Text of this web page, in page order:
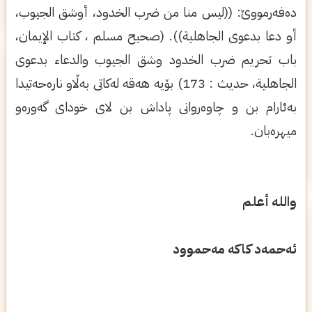
دەفەرمووێ: ((ليس منا من ضرب الخدود، أوشق الجيوب،
أو دعا بدعوى الجاهلية)). (صحيح مسلم ، كتاب الإيمان،
باب تحريم ضرب الخدود وشق الجيوب والدعاء بدعوى
الجاهلية، حديث : ‏173) بۆیە هەقە لەکاتى بەڵاو نارەحەتیدا
بەئارام بن و چاوەروانى پاداش بن لاى خوداى گەورەو
میهرەبان.
والله أعلم
ئەحمەد كاكە مەحموود